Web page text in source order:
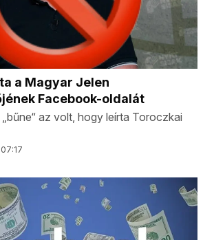
a Magyar Jelen
Facebook-oldalát
az volt, hogy leírta Toroczkai